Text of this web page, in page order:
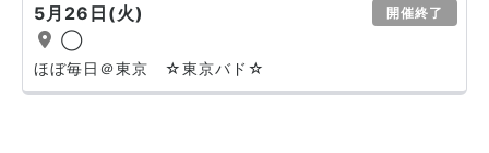
5月26日(火) 開催終了
◯
ほぼ毎日＠東京 ☆東京バド☆